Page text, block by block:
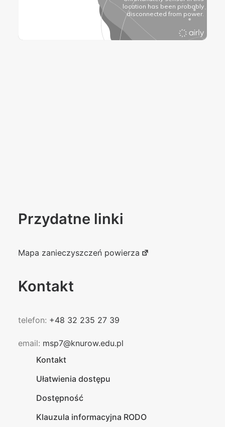
Przydatne linki
Mapa zanieczyszczeń powierza
Kontakt
telefon: +48 32 235 27 39
email: msp7@knurow.edu.pl
Kontakt
Ułatwienia dostępu
Dostępność
Klauzula informacyjna RODO